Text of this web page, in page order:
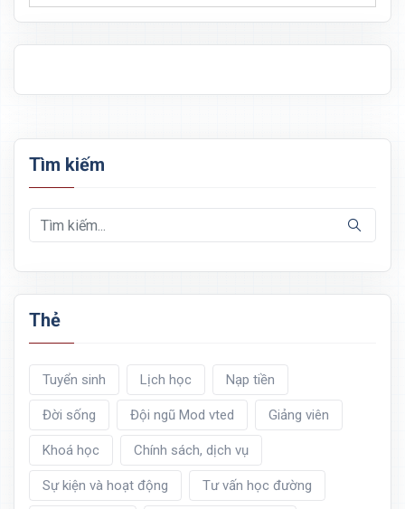
Tìm kiếm
Thẻ
Tuyển sinh Lịch học Nạp tiền
Đời sống Đội ngũ Mod vted Giảng viên
Khoá học Chính sách, dịch vụ
Sự kiện và hoạt động Tư vấn học đường